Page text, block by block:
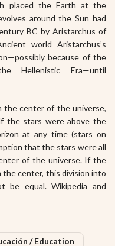
placed the Earth at the
around the Sun had
BC by Aristarchus of
world Aristarchus’s
because of the
Hellenistic Era—until
the center of the universe,
the stars were above the
at any time (stars on
that the stars were all
of the universe. If the
the center, this division into
be equal. Wikipedia and
/ Education